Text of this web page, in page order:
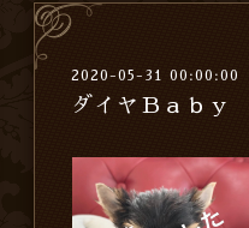
2020-05-31 00:00:00
ダイヤＢａｂｙ